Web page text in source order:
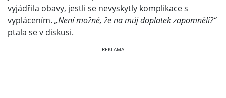
vyjádřila obavy, jestli se nevyskytly komplikace s
vyplácením.„Není možné, že na můj doplatek zapomněli?“
ptala se v diskusi.